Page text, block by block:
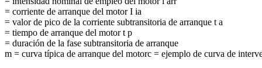
= corriente de arranque del motor I ia
= valor de pico de la corriente subtransitoria de arranque t a
= tiempo de arranque del motor t p
= duración de la fase subtransitoria de arranque
m = curva típica de arranque del motorc = ejemplo de curva de